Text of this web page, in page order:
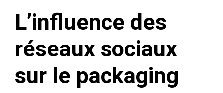
L’influence des
réseaux sociaux
sur le packaging